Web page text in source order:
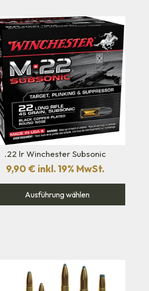
.22 lr Winchester Subsonic
9,90€ inkl. 19% MwSt.
Ausführung wählen